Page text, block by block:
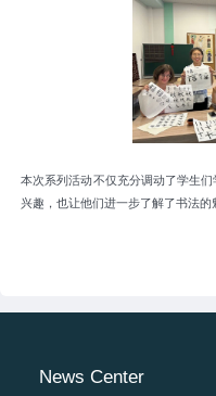
本次系列活动不仅充分调动了学生
兴趣 ，也让他们进一步了解了书法的
News Center